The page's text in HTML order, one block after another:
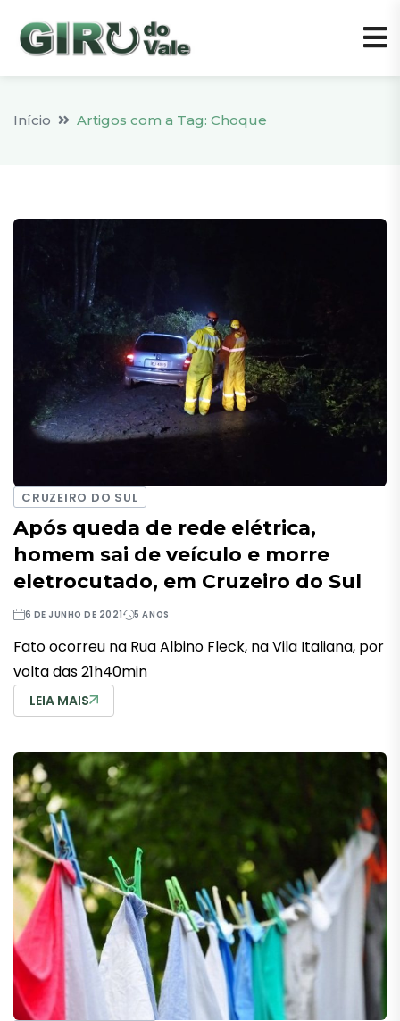
Início Artigos com a Tag: Choque
CRUZEIRO DO SUL
Após queda de rede elétrica,
homem sai de veículo e morre
eletrocutado, em Cruzeiro do Sul
6 DE JUNHO DE 2021 5 ANOS
Fato ocorreu na Rua Albino Fleck, na Vila Italiana, por
volta das 21h40min
LEIA MAIS